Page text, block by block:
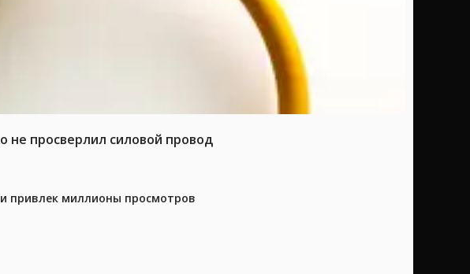
просверлил силовой провод
привлек миллионы просмотров